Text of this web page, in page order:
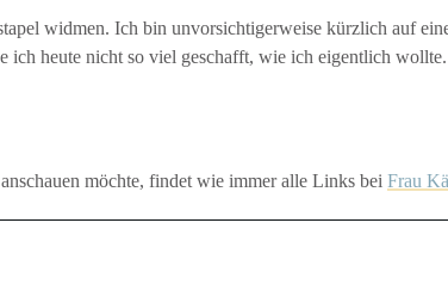
widmen. Ich bin unvorsichtigerweise kürzlich auf
ich heute nicht so viel geschafft, wie ich eigentlich
möchte, findet wie immer alle Links bei Frau